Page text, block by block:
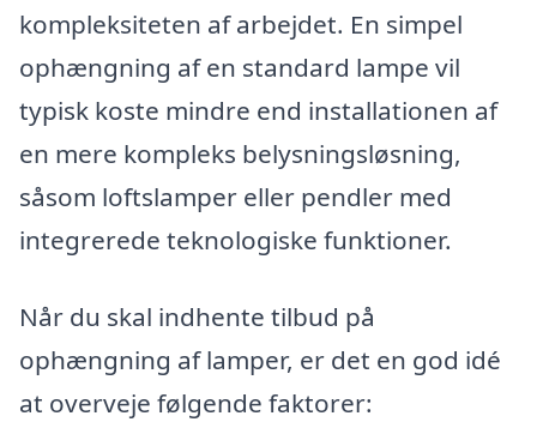
kompleksiteten af arbejdet. En simpel
ophængning af en standard lampe vil
typisk koste mindre end installationen af
en mere kompleks belysningsløsning,
såsom loftslamper eller pendler med
integrerede teknologiske funktioner.
Når du skal indhente tilbud på
ophængning af lamper, er det en god idé
at overveje følgende faktorer: